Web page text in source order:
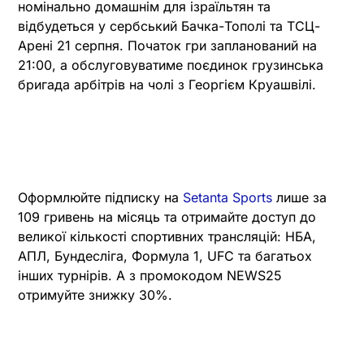
номінально домашнім для ізраїльтян та
відбудеться у сербський Бачка-Тополі та ТСЦ-
Арені 21 серпня. Початок гри запланований на
21:00, а обслуговуватиме поєдинок грузинська
бригада арбітрів на чолі з Георгієм Круашвілі.
Оформлюйте підписку на Setanta Sports лише за
109 гривень на місяць та отримайте доступ до
великої кількості спортивних трансляцій: НБА,
АПЛ, Бундесліга, Формула 1, UFC та багатьох
інших турнірів. А з промокодом NEWS25
отримуйте знижку 30%.